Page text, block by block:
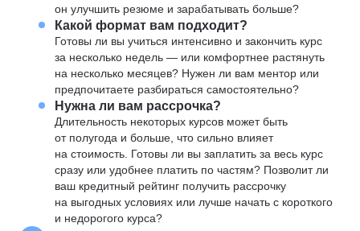
он улучшить резюме и зарабатывать больше?
Какой формат вам подходит?
Готовы ли вы учиться интенсивно и закончить курс
за несколько недель — или комфортнее растянуть
на несколько месяцев? Нужен ли вам ментор или
предпочитаете разбираться самостоятельно?
Нужна ли вам рассрочка?
Длительность некоторых курсов может быть
от полугода и больше, что сильно влияет
на стоимость. Готовы ли вы заплатить за весь курс
сразу или удобнее платить по частям? Позволит ли
ваш кредитный рейтинг получить рассрочку
на выгодных условиях или лучше начать с короткого
и недорогого курса?